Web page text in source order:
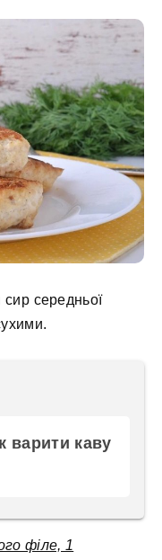
середньої
варити каву
філе, 1